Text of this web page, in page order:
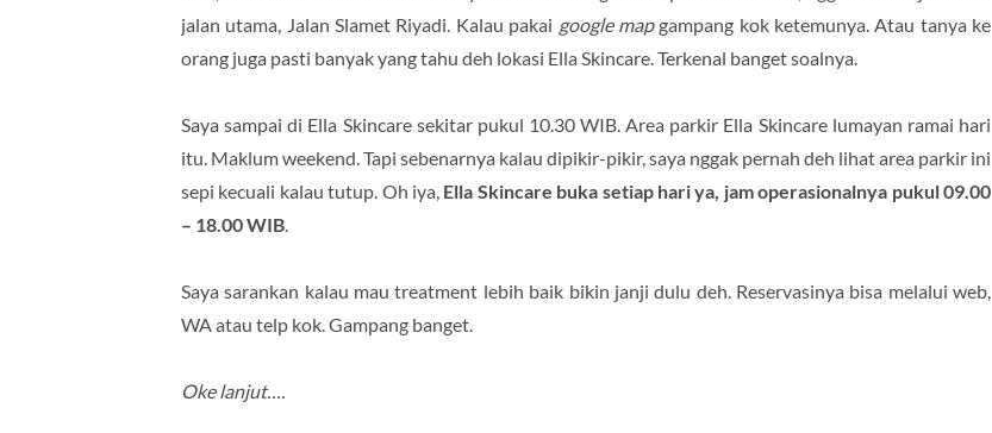
jalan utama, Jalan Slamet Riyadi. Kalau pakai google mapgampang kok ketemunya. Atau tanya ke
orang juga pasti banyak yang tahu deh lokasi Ella Skincare. Terkenal banget soalnya.
Saya sampai di Ella Skincare sekitar pukul 10.30 WIB. Area parkir Ella Skincare lumayan ramai hari
itu. Maklum weekend. Tapi sebenarnya kalau dipikir-pikir, saya nggak pernah deh lihat area parkir ini
sepi kecuali kalau tutup. Oh iya, Ella Skincare buka setiap hari ya, jam operasionalnya pukul 09.00
– 18.00 WIB
Saya sarankan kalau mau treatment lebih baik bikin janji dulu deh. Reservasinya bisa melalui web,
WA atau telp kok. Gampang banget.
Oke lanjut….